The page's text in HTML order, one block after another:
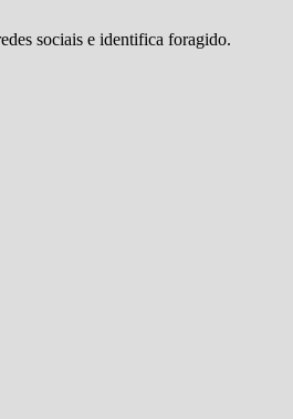
sociais e identifica foragido.